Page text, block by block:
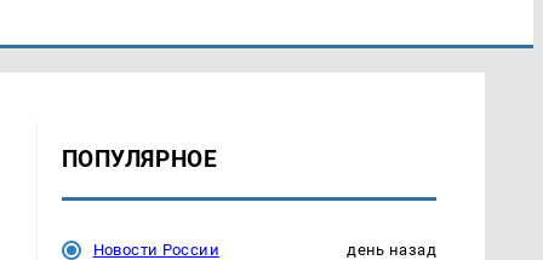
ПОПУЛЯРНОЕ
Новости России день назад